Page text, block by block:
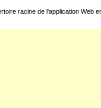
racine de l'application Web